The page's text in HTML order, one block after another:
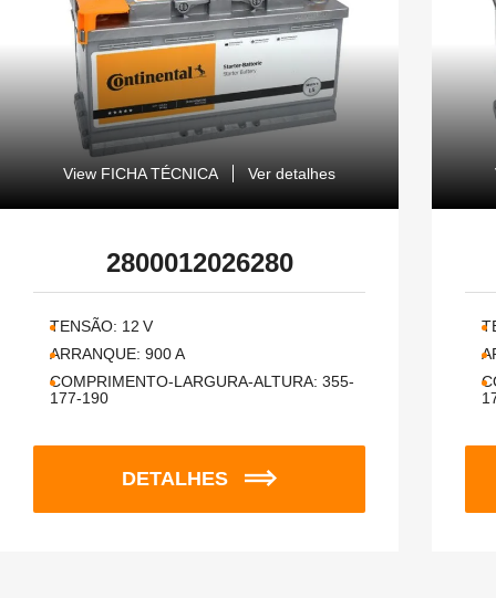
View FICHA TÉCNICA Ver detalhes
2800012026280
TENSÃO: 12 V
ARRANQUE: 900A
COMPRIMENTO-LARGURA-ALTURA: 355-
177-190
DETALHES